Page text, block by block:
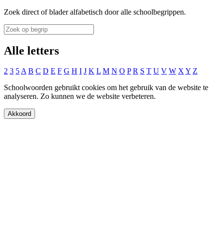
Zoek direct of blader alfabetisch door alle schoolbegrippen.
Alle letters
2 3 5A B C D E F G H I J K L M N O P R S T U V W XY Z
Schoolwoorden gebruikt cookies om het gebruik van de website te
analyseren. Zo kunnen we de website verbeteren.
Akkoord